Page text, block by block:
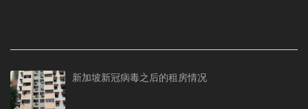
新加坡新冠病毒之后的租房情况